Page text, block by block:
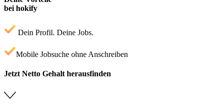
bei hokify
Dein Profil. Deine Jobs.
Mobile Jobsuche ohne Anschreiben
Jetzt Netto Gehalt herausfinden